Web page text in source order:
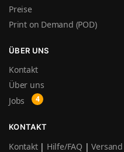
Preise
Print on Demand (POD)
ÜBER UNS
Kontakt
Über uns
Jobs
KONTAKT
Kontakt| Hilfe/FAQ |Versand